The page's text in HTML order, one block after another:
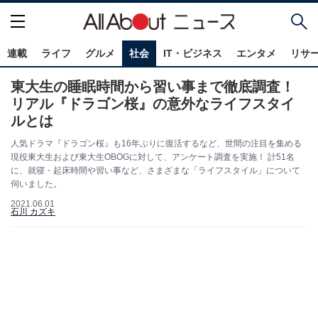
連載 ライフ グルメ 社会 IT・ビジネス エンタメ リサ
東大生の睡眠時間から習い事まで徹底調査！
リアル『ドラゴン桜』の意外なライフスタイ
ルとは
人気ドラマ『ドラゴン桜』も16年ぶりに復活するなど、世間の注目を集める
現役東大生および東大生OBOGに対して、アンケート調査を実施！ 計51名
に、就寝・起床時間や習い事など、さまざまな「ライフスタイル」について
伺いました。
2021.06.01
石川 カズキ